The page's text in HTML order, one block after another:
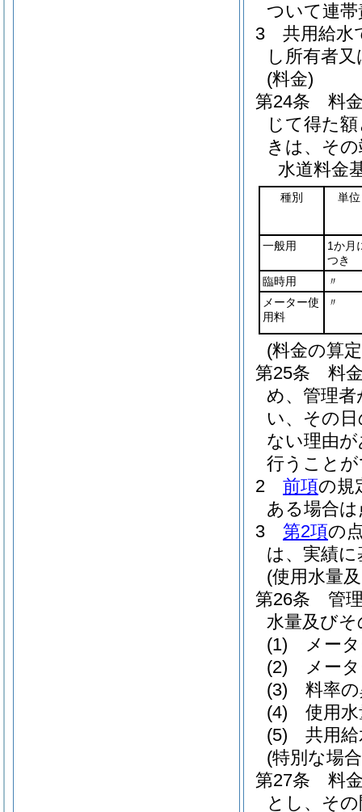
ついて連
3
共用給水
し所有者
(料金)
第24条
料
じて得た
きは、そ
水道料金
種別 単位
一般用
1か月
つき
臨時用
〃
メーター使
用料
〃
(料金の算
第25条
料
め、管理
い、その
ない理由
行うこと
2
前項の規
ある場合
3
第2項の
は、実績
(使用水量
第26条
管
水量及び
(1)
メー
(2)
メー
(3)
料率
(4)
使用
(5)
共用
(特別な場
第27条
料
とし、そ